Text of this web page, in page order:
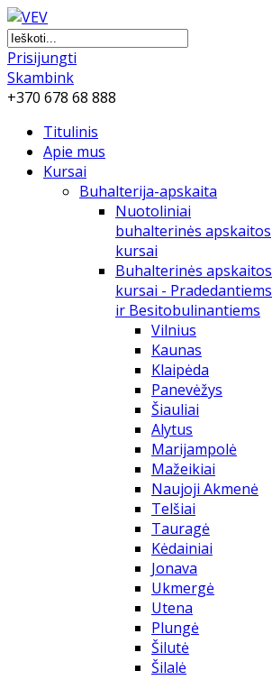
Prisijungti
Skambink
+370 678 68 888
Titulinis
Apie mus
Kursai
Buhalterija-apskaita
Nuotoliniai
buhalterinės apskaitos
kursai
Buhalterinės apskaitos
kursai - Pradedantiems
ir Besitobulinantiems
Vilnius
Kaunas
Klaipėda
Panevėžys
Šiauliai
Alytus
Marijampolė
Mažeikiai
Naujoji Akmenė
Telšiai
Tauragė
Kėdainiai
Jonava
Ukmergė
Utena
Plungė
Šilutė
Šilalė